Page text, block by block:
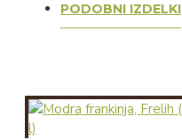
PODOBNI IZDELKI